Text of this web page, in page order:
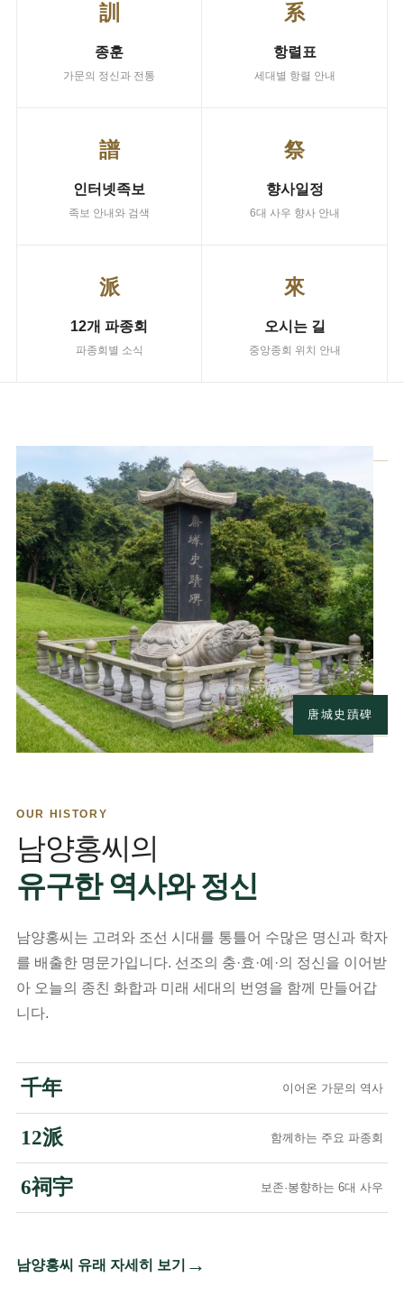
訓
종훈
가문의 정신과 전통
系
항렬표
세대별 항렬 안내
譜
인터넷족보
족보 안내와 검색
祭
향사일정
6대 사우 향사 안내
派
12개 파종회
파종회별 소식
來
오시는 길
중앙종회 위치 안내
唐城史蹟碑
OUR HISTORY
남양홍씨의
유구한 역사와 정신
남양홍씨는 고려와 조선 시대를 통틀어 수많은 명신과 학자
를 배출한 명문가입니다. 선조의 충·효·예·의 정신을 이어받
아 오늘의 종친 화합과 미래 세대의 번영을 함께 만들어갑
니다.
千年 이어온 가문의 역사
12派 함께하는 주요 파종회
6祠宇 보존·봉향하는 6대 사우
남양홍씨 유래 자세히 보기 →